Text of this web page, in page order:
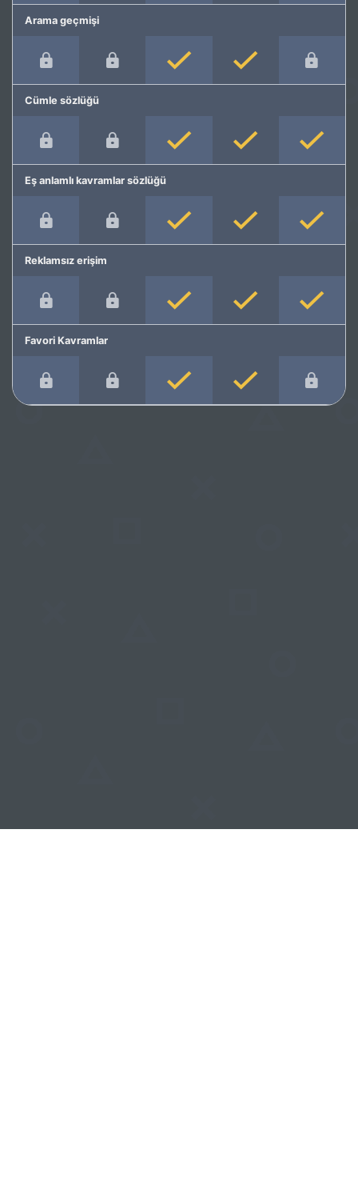
Arama geçmişi
Cümle sözlüğü
Eş anlamlı kavramlar sözlüğü
Reklamsız erişim
Favori Kavramlar